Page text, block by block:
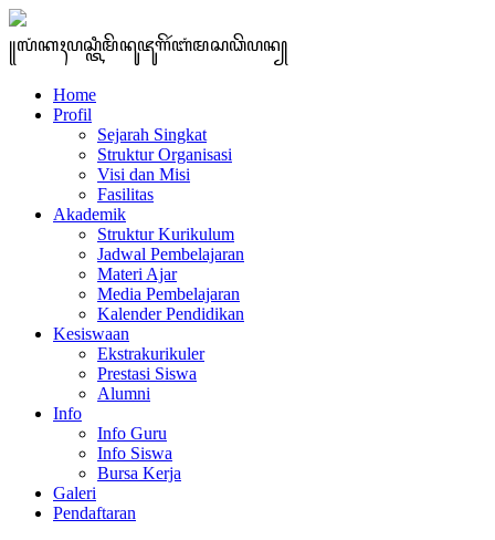
꧋ꦭꦁꦏꦃꦥꦱ꧀ꦠꦶꦩꦼꦤꦸꦗꦸꦒꦼꦂꦧꦁꦩꦱꦣꦼꦥꦤ꧀
Home
Profil
Sejarah Singkat
Struktur Organisasi
Visi dan Misi
Fasilitas
Akademik
Struktur Kurikulum
Jadwal Pembelajaran
Materi Ajar
Media Pembelajaran
Kalender Pendidikan
Kesiswaan
Ekstrakurikuler
Prestasi Siswa
Alumni
Info
Info Guru
Info Siswa
Bursa Kerja
Galeri
Pendaftaran